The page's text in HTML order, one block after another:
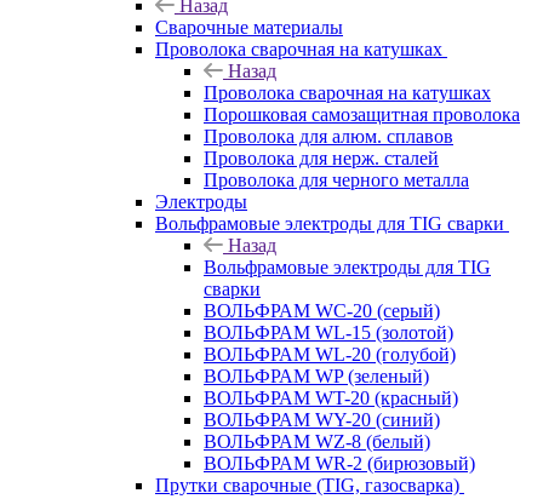
Назад
Сварочные материалы
Проволока сварочная на катушках
Назад
Проволока сварочная на катушках
Порошковая самозащитная проволока
Проволока для алюм. сплавов
Проволока для нерж. сталей
Проволока для черного металла
Электроды
Вольфрамовые электроды для TIG сварки
Назад
Вольфрамовые электроды для TIG
сварки
ВОЛЬФРАМ WC-20 (серый)
ВОЛЬФРАМ WL-15 (золотой)
ВОЛЬФРАМ WL-20 (голубой)
ВОЛЬФРАМ WP (зеленый)
ВОЛЬФРАМ WT-20 (красный)
ВОЛЬФРАМ WY-20 (синий)
ВОЛЬФРАМ WZ-8 (белый)
ВОЛЬФРАМ WR-2 (бирюзовый)
Прутки сварочные (TIG, газосварка)